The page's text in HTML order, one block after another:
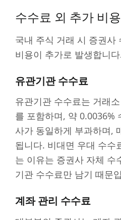
수수료 외 추가 비용
국내 주식 거래 시 증권사
비용이 추가로 발생합니
유관기관 수수료
유관기관 수수료는 거래
를 포함하며, 약 0.0036%
사가 동일하게 부과하며,
됩니다. 비대면 우대 수수
는 이유는 증권사 자체 수
기관 수수료만 남기 때문
계좌 관리 수수료